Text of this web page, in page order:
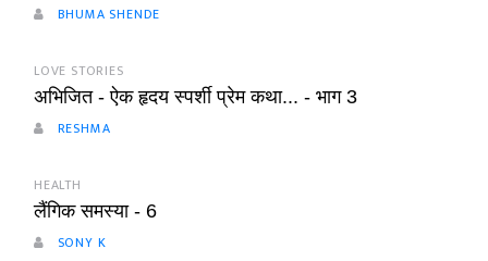
BHUMA SHENDE
LOVE STORIES
अभिजित - ऐक हृदय स्पर्शी प्रेम कथा... - भाग 3
RESHMA
HEALTH
लैंगिक समस्या - 6
SONY K